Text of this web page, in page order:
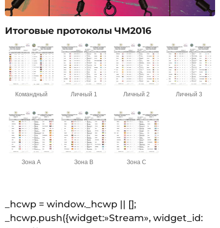
Итоговые протоколы ЧМ2016
Командный Личный 1 Личный 2 Личный 3
Зона А Зона В Зона С
_hcwp = window._hcwp || [];
_hcwp.push({widget:»Stream», widget_id: